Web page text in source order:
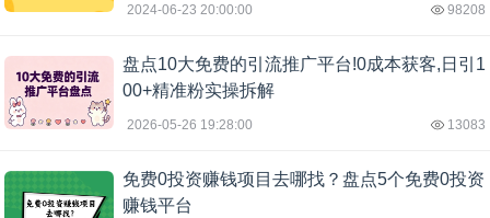
2024-06-23 20:00:00 98208
盘点10大免费的引流推广平台!0成本获客,日引1
00+精准粉实操拆解
2026-05-26 19:28:00 13083
免费0投资赚钱项目去哪找？盘点5个免费0投资
赚钱平台